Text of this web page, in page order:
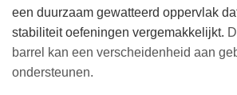
een duurzaam gewatteerd oppervlak
stabiliteit oefeningen vergemakkelijkt.
barrel kan een verscheidenheid aan
ondersteunen.